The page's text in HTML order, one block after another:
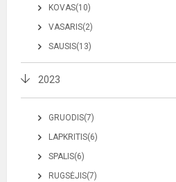
KOVAS(10)
VASARIS(2)
SAUSIS(13)
2023
GRUODIS(7)
LAPKRITIS(6)
SPALIS(6)
RUGSĖJIS(7)